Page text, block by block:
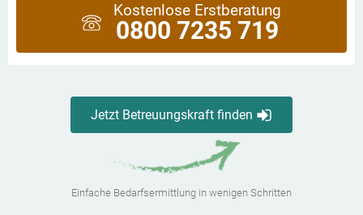
Kostenlose Erstberatung
0800 7235 719
Jetzt Betreuungskraft finden
Einfache Bedarfsermittlung in wenigen Schritten